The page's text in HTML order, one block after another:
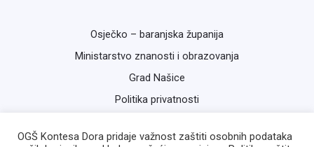
Osječko – baranjska županija
Ministarstvo znanosti i obrazovanja
Grad Našice
Politika privatnosti
OGŠ Kontesa Dora pridaje važnost zaštiti osobnih podataka